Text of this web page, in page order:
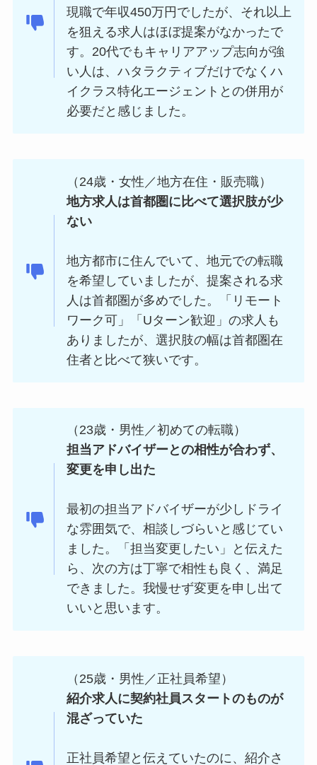
現職で年収450万円でしたが、それ以上
を狙える求人はほぼ提案がなかったで
す。20代でもキャリアアップ志向が強
い人は、ハタラクティブだけでなくハ
イクラス特化エージェントとの併用が
必要だと感じました。
（24歳・女性／地方在住・販売職）
地方求人は首都圏に比べて選択肢が少
ない
地方都市に住んでいて、地元での転職
を希望していましたが、提案される求
人は首都圏が多めでした。「リモート
ワーク可」「Uターン歓迎」の求人も
ありましたが、選択肢の幅は首都圏在
住者と比べて狭いです。
（23歳・男性／初めての転職）
担当アドバイザーとの相性が合わず、
変更を申し出た
最初の担当アドバイザーが少しドライ
な雰囲気で、相談しづらいと感じてい
ました。「担当変更したい」と伝えた
ら、次の方は丁寧で相性も良く、満足
できました。我慢せず変更を申し出て
いいと思います。
（25歳・男性／正社員希望）
紹介求人に契約社員スタートのものが
混ざっていた
正社員希望と伝えていたのに、紹介さ